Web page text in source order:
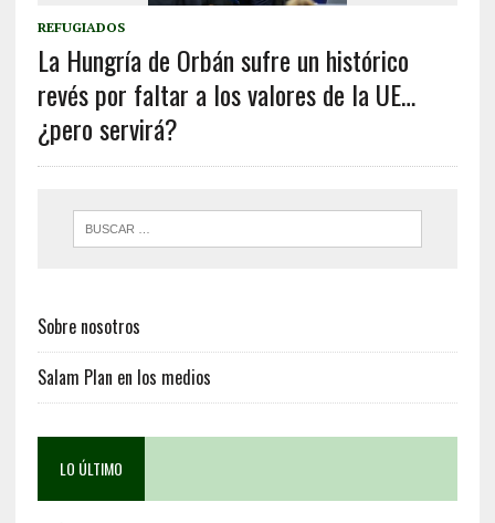
REFUGIADOS
La Hungría de Orbán sufre un histórico
revés por faltar a los valores de la UE…
¿pero servirá?
Sobre nosotros
Salam Plan en los medios
LO ÚLTIMO